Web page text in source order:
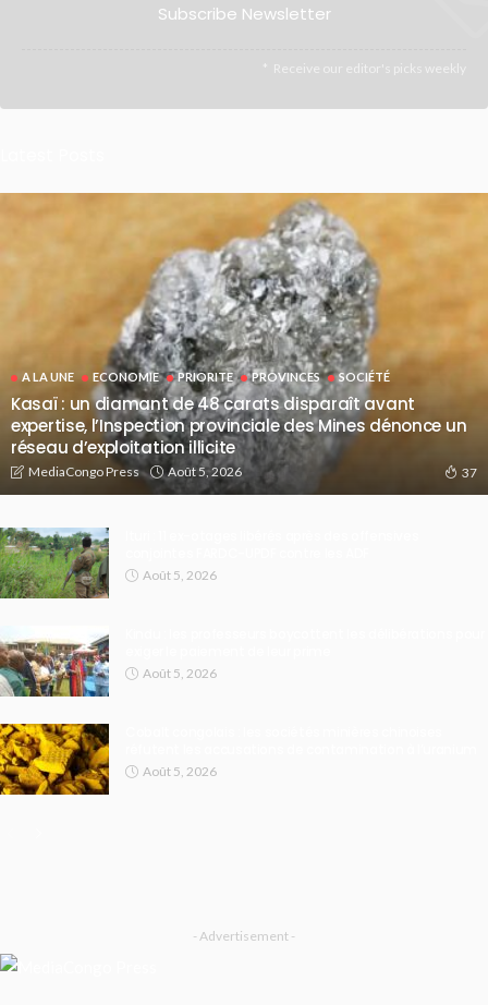
Subscribe Newsletter
Receive our editor's picks weekly
A LA UNE ECONOMIE PRIORITE PROVINCES SOCIÉTÉ
Kasaï : un diamant de 48 carats disparaît avant
expertise, l’Inspection provinciale des Mines dénonce un
réseau d’exploitation illicite
MediaCongo Press Août 5, 2026 37
Août 5, 2026
Août 5, 2026
Août 5, 2026
- Advertisement -